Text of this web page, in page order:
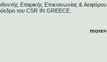
Εταιρικής Επικοινωνίας & Αειφόρου
του CSR IN GREECE.
more»